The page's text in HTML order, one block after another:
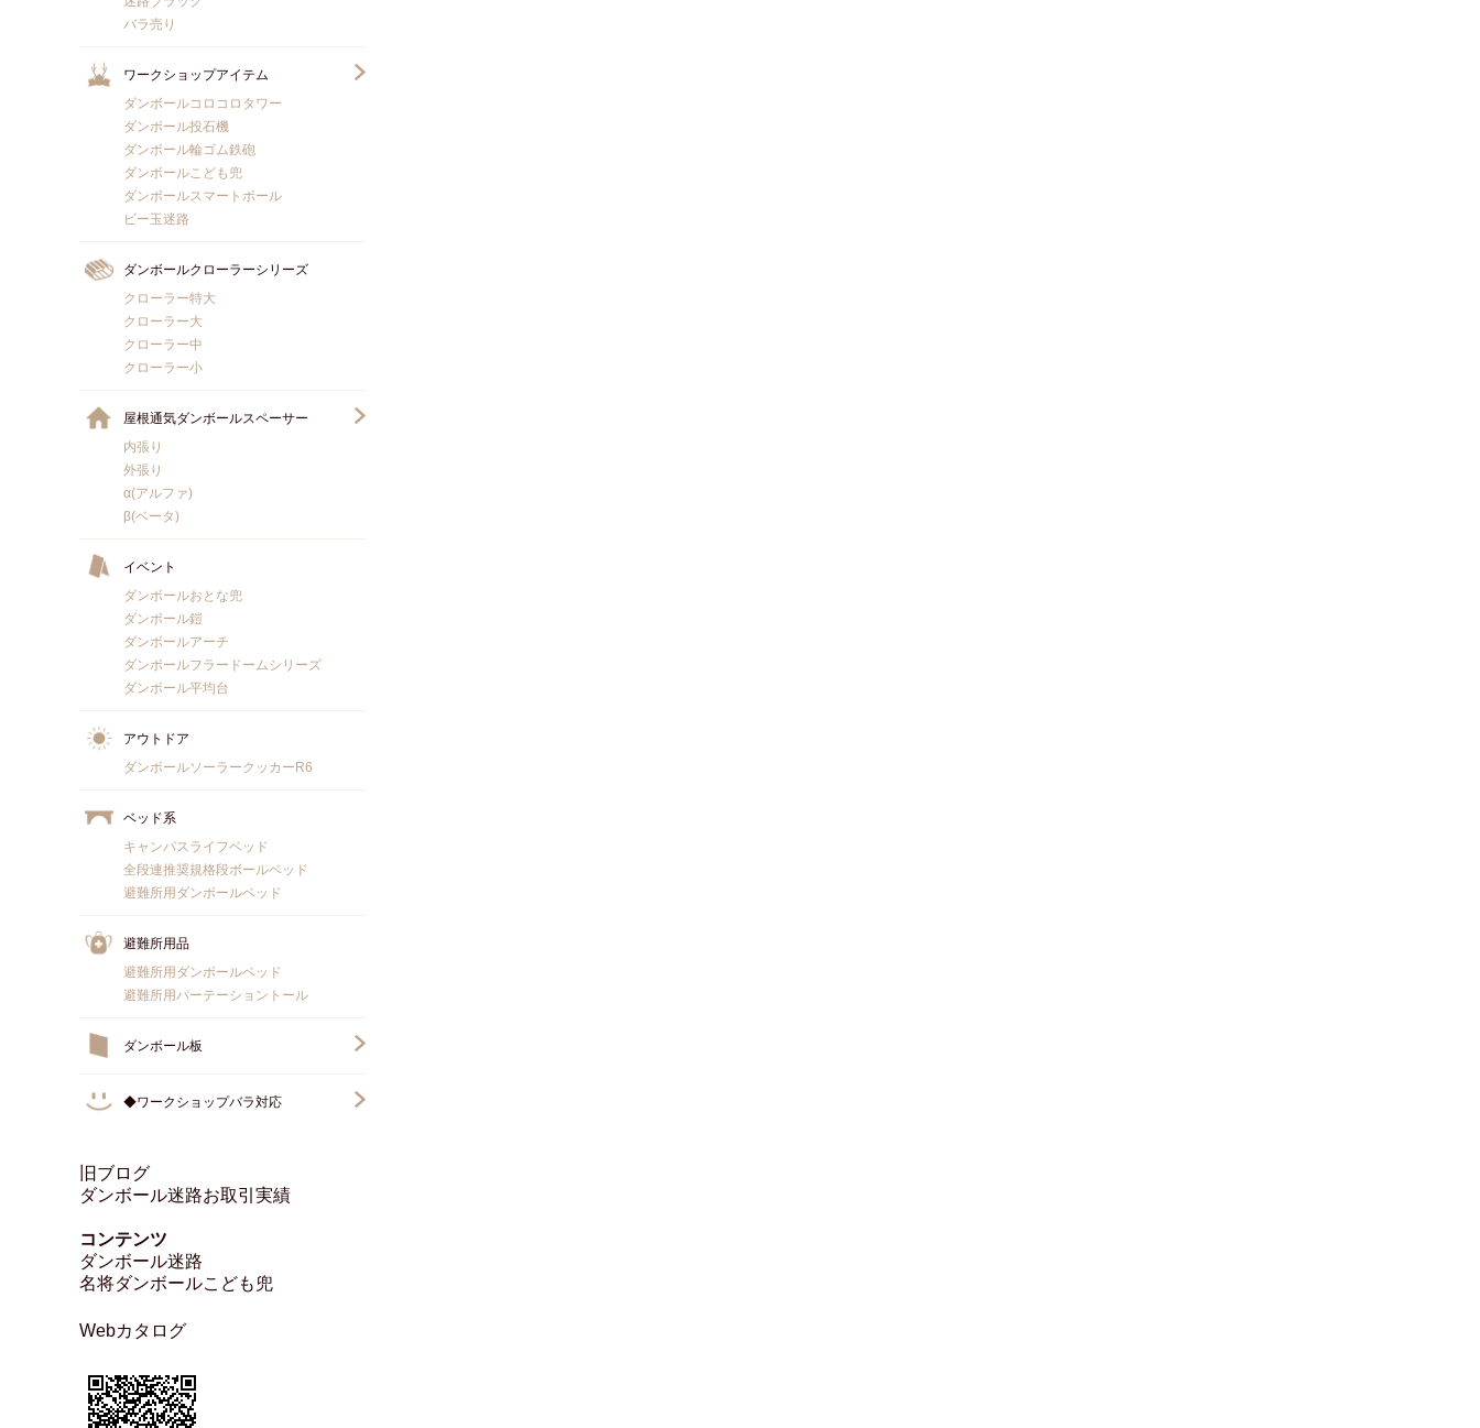
バラ売り
ワークショップアイテム
ダンボールコロコロタワー
ダンボール投石機
ダンボール輪ゴム鉄砲
ダンボールこども兜
ダンボールスマートボール
ビー玉迷路
ダンボールクローラーシリーズ
クローラー特大
クローラー大
クローラー中
クローラー小
屋根通気ダンボールスペーサー
内張り
外張り
α(アルファ)
β(ベータ)
イベント
ダンボールおとな兜
ダンボール鎧
ダンボールアーチ
ダンボールフラードームシリーズ
ダンボール平均台
アウトドア
ダンボールソーラークッカーR6
ベッド系
キャンパスライフベッド
全段連推奨規格段ボールベッド
避難所用ダンボールベッド
避難所用品
避難所用ダンボールベッド
避難所用パーテーショントール
ダンボール板
◆ワークショップバラ対応
旧ブログ
ダンボール迷路お取引実績
コンテンツ
ダンボール迷路
名将ダンボールこども兜
Webカタログ